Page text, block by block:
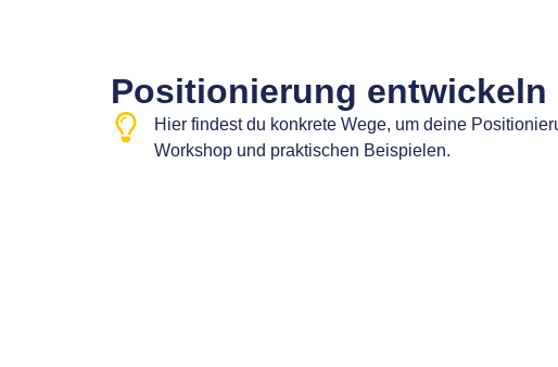
Positionierung entwickeln
Hier findest du konkrete Wege, um deine
Workshop und praktischen Beispielen.